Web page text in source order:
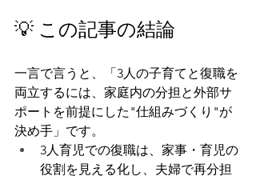
💡 この記事の結論
一言で言うと、「3人の子育てと復職を
両立するには、家庭内の分担と外部サ
ポートを前提にした"仕組みづくり"が
決め手」です。
3人育児での復職は、家事・育児の
役割を見える化し、夫婦で再分担